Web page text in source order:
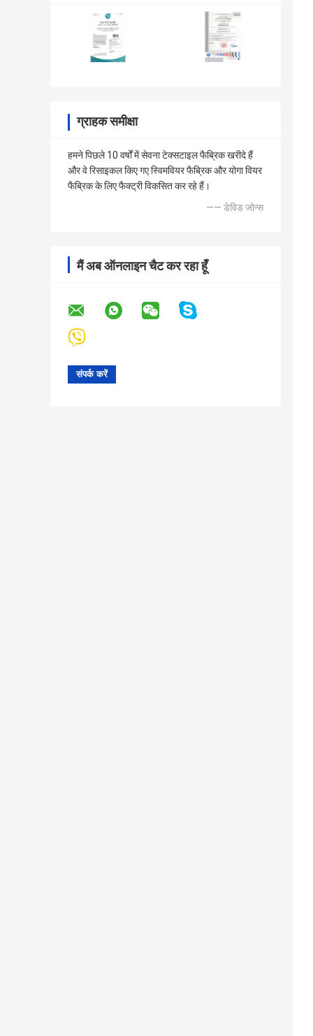
ग्राहक समीक्षा
हमने पिछले 10 वर्षों में सेवना टेक्सटाइल फैब्रिक खरीदे हैं
और वे रिसाइकल किए गए स्विमवियर फैब्रिक और योगा वियर
फैब्रिक के लिए फैक्ट्री विकसित कर रहे हैं।
—— डेविड जोन्स
मैं अब ऑनलाइन चैट कर रहा हूँ